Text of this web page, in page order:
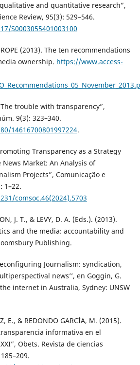
and quantitative research”,
Review, 95(3): 529–546.
S0003055401003100
(2013). The ten recommendations
ownership. https://www.access-
trouble with transparency”,
9(3): 323–340.
14616700801997224.
Transparency as a Strategy
Market: An Analysis of
Projects”, Comunicação e
1–22.
comsoc.46(2024).5703
J. T., & LEVY, D. A. (Eds.). (2013).
and the media: accountability and
Publishing.
Journalism: syndication,
news’’, en Goggin, G.
internet in Australia, Sydney: UNSW
E., & REDONDO GARCÍA, M. (2015).
informativa en el
Obets. Revista de ciencias